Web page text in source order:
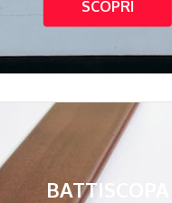
SCOPRI
BATTISCOPA